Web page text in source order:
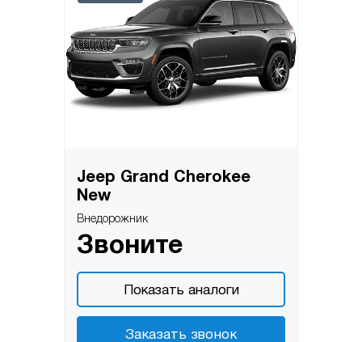
Jeep Grand Cherokee
New
Внедорожник
Звоните
Показать аналоги
Заказать звонок